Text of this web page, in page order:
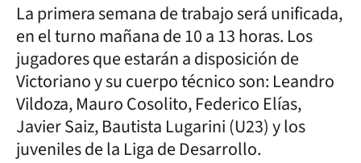
La primera semana de trabajo será unificada,
en el turno mañana de 10 a 13 horas. Los
jugadores que estarán a disposición de
Victoriano y su cuerpo técnico son: Leandro
Vildoza, Mauro Cosolito, Federico Elías,
Javier Saiz, Bautista Lugarini (U23) y los
juveniles de la Liga de Desarrollo.